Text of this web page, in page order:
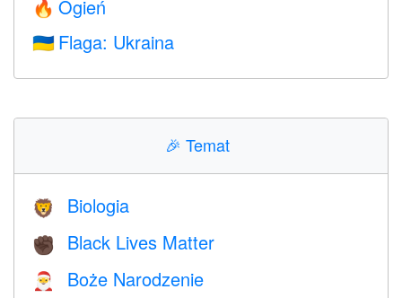
🔥 Ogień
🇺🇦 Flaga: Ukraina
🎉 Temat
🦁 Biologia
✊🏿 Black Lives Matter
🎅 Boże Narodzenie